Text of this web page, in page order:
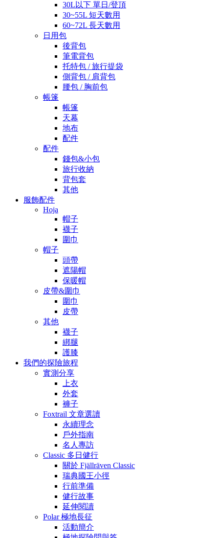
30L以下 單日/登頂
30~55L 短天數用
60~72L 長天數用
日用包
後背包
筆電背包
托特包 / 旅行提袋
側背包 / 肩背包
腰包 / 胸前包
帳篷
帳篷
天幕
地布
配件
配件
錢包&小包
旅行收納
背包套
其他
服飾配件
Hoja
帽子
襪子
圍巾
帽子
頭帶
遮陽帽
保暖帽
皮帶&圍巾
圍巾
皮帶
其他
襪子
綁腿
護膝
我們的探險旅程
實測分享
上衣
外套
褲子
Foxtrail 文章選讀
永續理念
戶外指南
名人專訪
Classic 多日健行
關於 Fjällräven Classic
瑞典國王小徑
行前準備
健行故事
延伸閱讀
Polar 極地長征
活動簡介